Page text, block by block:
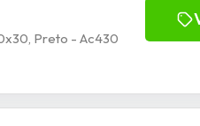
Preto - Ac430